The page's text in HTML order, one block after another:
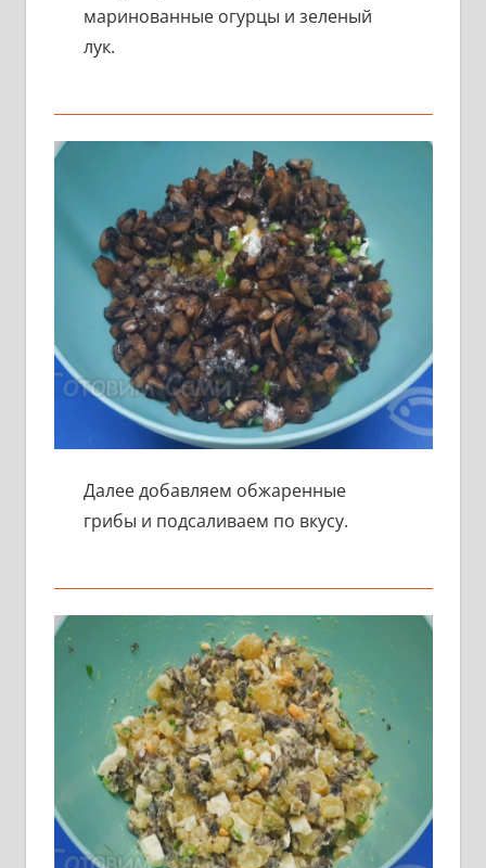
маринованные огурцы и зеленый
лук.
Далее добавляем обжаренные
грибы и подсаливаем по вкусу.